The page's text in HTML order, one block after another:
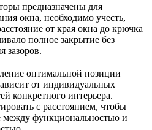
предназначены для
окна, необходимо учесть,
от края окна до крючка
полное закрытие без
зазоров.
оптимальной позиции
от индивидуальных
конкретного интерьера.
с расстоянием, чтобы
между функциональностью и